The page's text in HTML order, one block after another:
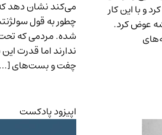
و با این کار
عوض کرد.
می‌کند نشان دهد
چطور به قول
شده. مردمی که تحت
ندارند اما قدرت
چفت و بست‌های
اپیزود پادکست